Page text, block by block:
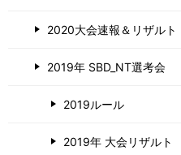
2020大会速報＆リザルト
2019年 SBD_NT選考会
2019ルール
2019年 大会リザルト